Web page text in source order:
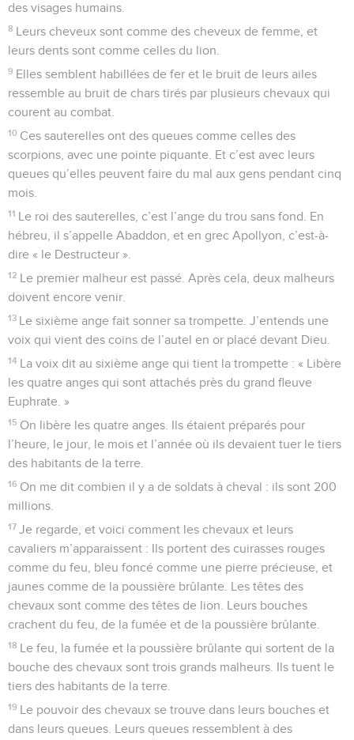
des visages humains.
8 Leurs cheveux sont comme des cheveux de femme, et
leurs dents sont comme celles du lion.
9 Elles semblent habillées de fer et le bruit de leurs ailes
ressemble au bruit de chars tirés par plusieurs chevaux qui
courent au combat.
10 Ces sauterelles ont des queues comme celles des
scorpions, avec une pointe piquante. Et c’est avec leurs
queues qu’elles peuvent faire du mal aux gens pendant cinq
mois.
11 Le roi des sauterelles, c’est l’ange du trou sans fond. En
hébreu, il s’appelle Abaddon, et en grec Apollyon, c’est-à-
dire « le Destructeur ».
12 Le premier malheur est passé. Après cela, deux malheurs
doivent encore venir.
13 Le sixième ange fait sonner sa trompette. J’entends une
voix qui vient des coins de l’autel en or placé devant Dieu.
14 La voix dit au sixième ange qui tient la trompette : « Libère
les quatre anges qui sont attachés près du grand fleuve
Euphrate. »
15 On libère les quatre anges. Ils étaient préparés pour
l’heure, le jour, le mois et l’année où ils devaient tuer le tiers
des habitants de la terre.
16 On me dit combien il y a de soldats à cheval : ils sont 200
millions.
17 Je regarde, et voici comment les chevaux et leurs
cavaliers m’apparaissent : Ils portent des cuirasses rouges
comme du feu, bleu foncé comme une pierre précieuse, et
jaunes comme de la poussière brûlante. Les têtes des
chevaux sont comme des têtes de lion. Leurs bouches
crachent du feu, de la fumée et de la poussière brûlante.
18 Le feu, la fumée et la poussière brûlante qui sortent de la
bouche des chevaux sont trois grands malheurs. Ils tuent le
tiers des habitants de la terre.
19 Le pouvoir des chevaux se trouve dans leurs bouches et
dans leurs queues. Leurs queues ressemblent à des